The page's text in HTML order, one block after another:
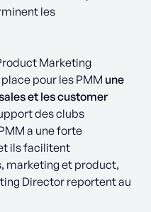
les
Marketing
pour les PMM une
et les customer
des clubs
a une forte
ils facilitent
marketing et product,
Director reportent au